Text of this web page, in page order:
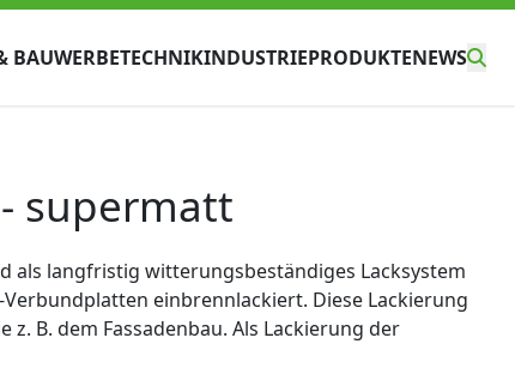
BAUWERBETECHNIKINDUSTRIEPRODUKTENEWS
supermatt
als langfristig witterungsbeständiges Lacksystem
einbrennlackiert. Diese Lackierung
B. dem Fassadenbau. Als Lackierung der